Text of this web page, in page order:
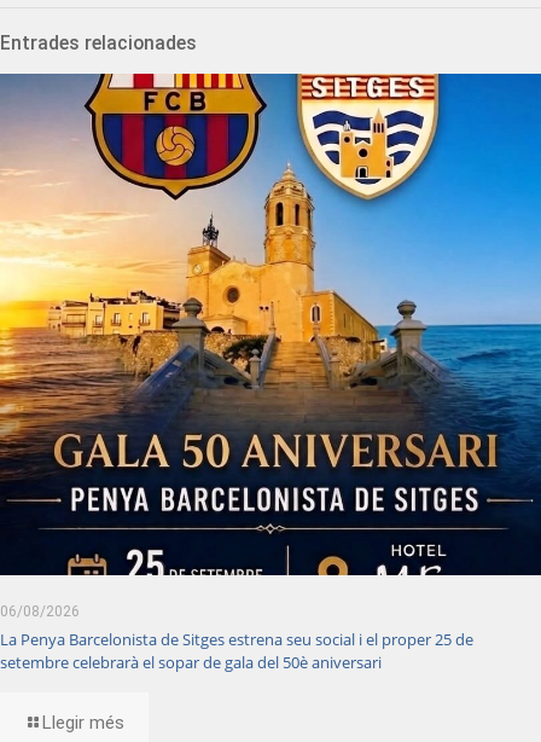
Entrades relacionades
06/08/2026
La Penya Barcelonista de Sitges estrena seu social i el proper 25 de
setembre celebrarà el sopar de gala del 50è aniversari
Llegir més